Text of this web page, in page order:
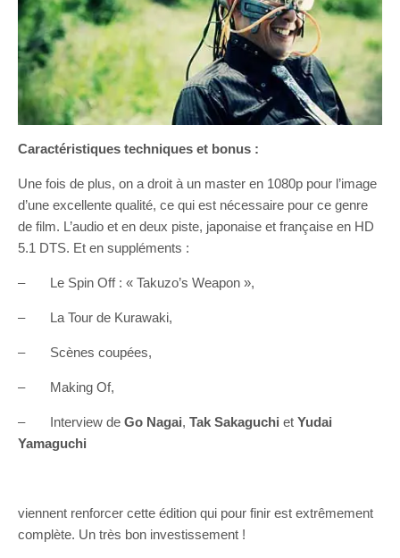
Caractéristiques techniques et bonus :
Une fois de plus, on a droit à un master en 1080p pour l’image
d’une excellente qualité, ce qui est nécessaire pour ce genre
de film. L’audio et en deux piste, japonaise et française en HD
5.1 DTS. Et en suppléments :
– Le Spin Off : « Takuzo’s Weapon »,
– La Tour de Kurawaki,
– Scènes coupées,
– Making Of,
– Interview de Go Nagai, Tak Sakaguchi et Yudai
Yamaguchi
viennent renforcer cette édition qui pour finir est extrêmement
complète. Un très bon investissement !